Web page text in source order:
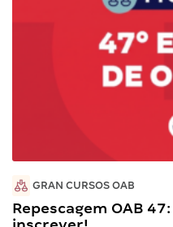
GRAN CURSOS OAB
Repescagem OAB